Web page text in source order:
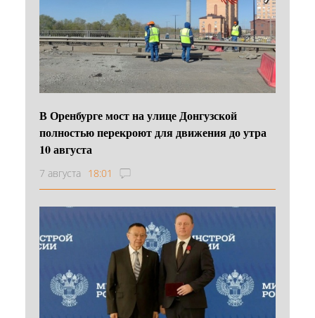
В Оренбурге мост на улице Донгузской
полностью перекроют для движения до утра
10 августа
7 августа 18:01